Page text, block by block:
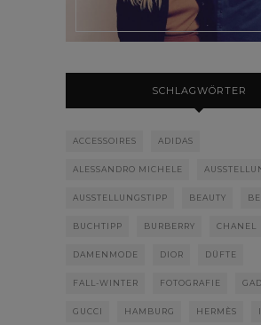
SCHLAGWÖRTER
ACCESSOIRES ADIDAS
ALESSANDRO MICHELE
AUSSTELLUNGSTIPP BEAUTY
BUCHTIPP BURBERRY CHANEL
DAMENMODE DIOR DÜFTE
FALL-WINTER FOTOGRAFIE
GUCCI HAMBURG HERMÈS